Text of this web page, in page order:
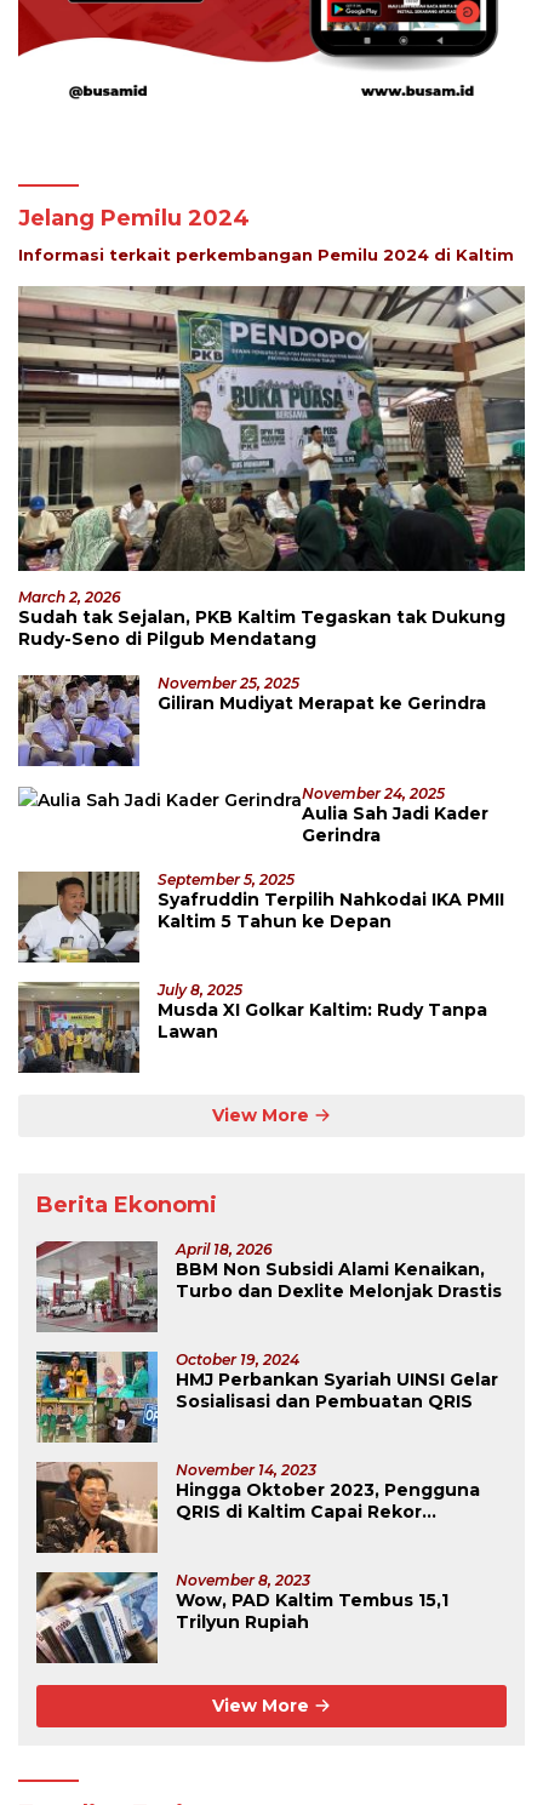
Jelang Pemilu 2024
Informasi terkait perkembangan Pemilu 2024 di Kaltim
March 2, 2026
Sudah tak Sejalan, PKB Kaltim Tegaskan tak Dukung
Rudy-Seno di Pilgub Mendatang
November 25, 2025
Giliran Mudiyat Merapat ke Gerindra
November 24, 2025
Aulia Sah Jadi Kader
Gerindra
September 5, 2025
Syafruddin Terpilih Nahkodai IKA PMII
Kaltim 5 Tahun ke Depan
July 8, 2025
Musda XI Golkar Kaltim: Rudy Tanpa
Lawan
View More
Berita Ekonomi
April 18, 2026
BBM Non Subsidi Alami Kenaikan,
Turbo dan Dexlite Melonjak Drastis
October 19, 2024
HMJ Perbankan Syariah UINSI Gelar
Sosialisasi dan Pembuatan QRIS
November 14, 2023
Hingga Oktober 2023, Pengguna
QRIS di Kaltim Capai Rekor
November 8, 2023
Wow, PAD Kaltim Tembus 15,1
Trilyun Rupiah
View More